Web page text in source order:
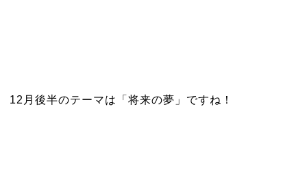
12月後半のテーマは「将来の夢」ですね！